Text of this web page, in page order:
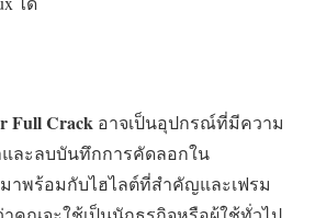
Full Crack อาจเป็นอุปกรณ์ที่มีความ
ละลบบันทึกการคัดลอกใน
าพร้อมกับไฮไลต์ที่สำคัญและเฟรม